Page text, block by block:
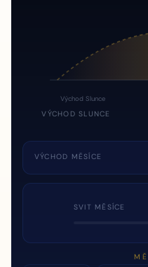
Východ Slunce
VÝCHOD SLUNCE
VÝCHOD MĚSÍCE
SVIT MĚSÍCE